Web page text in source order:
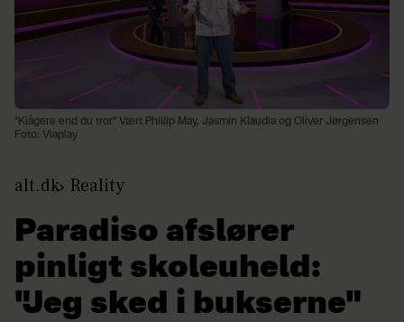
"Klågere end du tror" Vært Phillip May, Jasmin Klaudia og Oliver Jørgensen
Foto: Viaplay
alt.dk Reality
Paradiso afslører
pinligt skoleuheld:
"Jeg sked i bukserne"